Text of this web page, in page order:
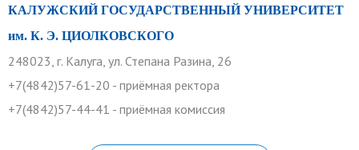
КАЛУЖСКИЙ ГОСУДАРСТВЕННЫЙ УНИВЕРСИТЕТ
им. К. Э. ЦИОЛКОВСКОГО
248023, г. Калуга, ул. Степана Разина, 26
+7(4842)57-61-20 - приёмная ректора
+7(4842)57-44-41 - приёмная комиссия